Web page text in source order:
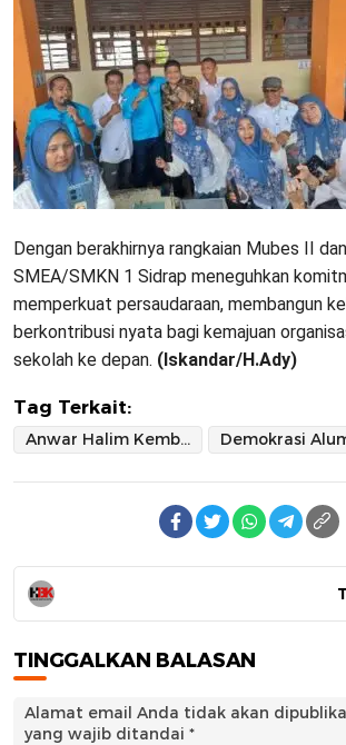
Dengan berakhirnya rangkaian Mubes II
SMEA/SMKN 1 Sidrap meneguhkan
memperkuat persaudaraan, membangun
berkontribusi nyata bagi kemajuan
sekolah ke depan. (Iskandar/H.Ady)
Tag Terkait:
Anwar Halim Kembali Dipercaya Pimpin IKA SMEA/SMKN 1 Sidrap
TINGGALKAN BALASAN
Alamat email Anda tidak akan
yang wajib ditandai *